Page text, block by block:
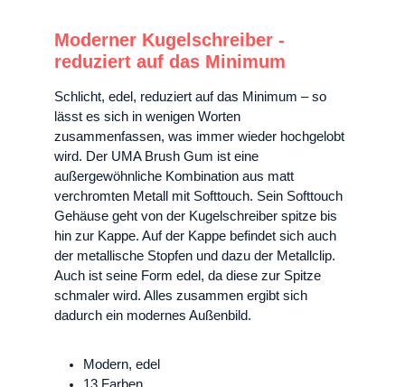
Moderner Kugelschreiber -
reduziert auf das Minimum
Schlicht, edel, reduziert auf das Minimum – so
lässt es sich in wenigen Worten
zusammenfassen, was immer wieder hochgelobt
wird. Der UMA Brush Gum ist eine
außergewöhnliche Kombination aus matt
verchromten Metall mit Softtouch. Sein Softtouch
Gehäuse geht von der Kugelschreiber spitze bis
hin zur Kappe. Auf der Kappe befindet sich auch
der metallische Stopfen und dazu der Metallclip.
Auch ist seine Form edel, da diese zur Spitze
schmaler wird. Alles zusammen ergibt sich
dadurch ein modernes Außenbild.
Modern, edel